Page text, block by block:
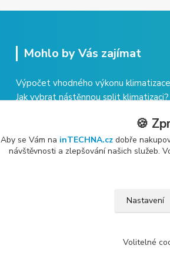
Mohlo by Vás zajímat
Výpočet vhodného výkonu klimatizace
Jak vybrat nástěnnou split klimatizaci?
Co obnáší údržba klimatizace?
🍪
Aby se Vám na inTECHNA.cz dobře
návštěvnosti a zlepšování našich služeb.
Nastavení
Volitelné